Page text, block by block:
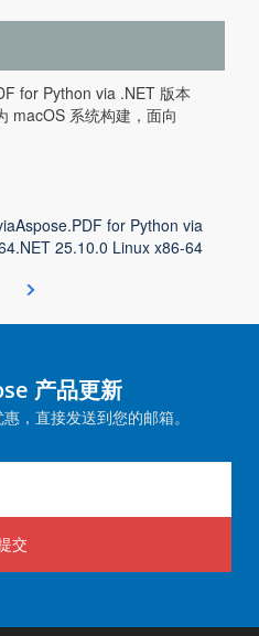
for Python via .NET 版本
macOS 系统构建，面向
Aspose.PDF for Python via
.NET 25.10.0 Linux x86-64
产品更新
，直接发送到您的邮箱。
交